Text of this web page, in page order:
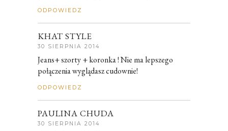
ODPOWIEDZ
KHAT STYLE
30 SIERPNIA 2014
Jeans+ szorty + koronka ! Nie ma lepszego
połączenia wyglądasz cudownie!
ODPOWIEDZ
PAULINA CHUDA
30 SIERPNIA 2014